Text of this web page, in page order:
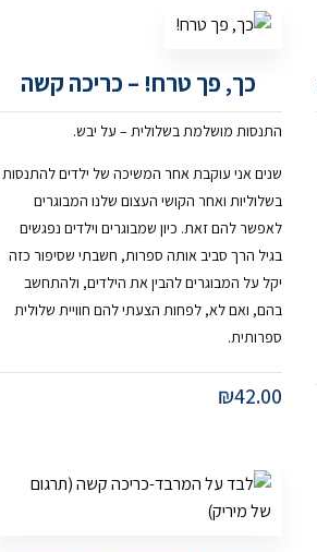
כך, פך טרח! – כריכה קשה
התנסות מושלמת בשלולית – על יבש.
שנים אני עוקבת אחר המשיכה של ילדים להתנסות
בשלוליות ואחר הקושי העצום שלנו המבוגרים
לאפשר להם זאת. כיון שמבוגרים וילדים נפגשים
בגיל הרך סביב אותה ספרות, חשבתי שסיפור כזה
יקל על המבוגרים להבין את הילדים, ולהתחשב
בהם, ואם לא, לפחות הצעתי להם חוויית שלולית
ספרותית.
₪42.00